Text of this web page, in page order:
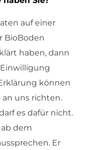
auf einer
BioBoden
haben, dann
können
an uns richten.
es dafür nicht.
dem
Er